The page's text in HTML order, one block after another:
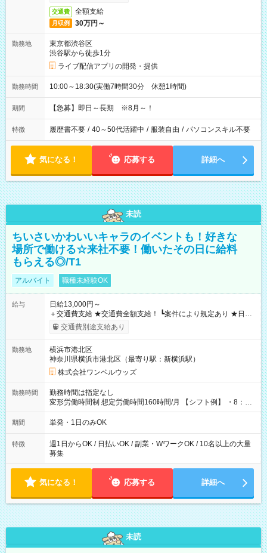
交通費 全額支給
月収例 30万円～
勤務地
東京都渋谷区
渋谷駅から徒歩1分
ライブ配信アプリの開発・提供
勤務時間 10:00～18:30(実働7時間30分 休憩1時間)
期間 【急募】即日～長期 ※8月～！
特徴 履歴書不要 / 40～50代活躍中 / 服装自由 / パソコンスキル不要
気になる！ 応募する 詳細へ
未読
ちいさいかわいいキャラのイベントも！好きな
場所で働ける☆来社不要！働いたその日に給料
もらえる◎/T1
アルバイト 職種未経験OK
給与
日給13,000円～
＋交通費支給 ★交通費全額支給！ ┗案件により規定あり ★日払
いOK！（規定あり） ┗働いたその日に現金GET♪ お仕事後はコ
ンビニATMから 日払い分を引き落とせます！ 【試用期間】試
交通費別途支給あり
勤務地
横浜市港北区
神奈川県横浜市港北区（最寄り駅：新横浜駅）
株式会社ワンベルウッズ
勤務時間
勤務時間は指定なし
変形労働時間制 想定労働時間160時間/月 【シフト例】 ・8：00
～21：00
期間 単発・1日のみOK
特徴
週1日からOK / 日払いOK / 副業・WワークOK / 10名以上の大量
募集
気になる！ 応募する 詳細へ
未読